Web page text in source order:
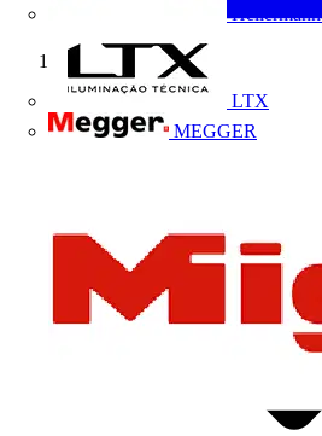
LTX
MEGGER
Início